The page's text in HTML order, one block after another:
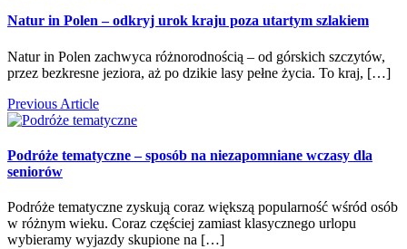
Natur in Polen – odkryj urok kraju poza utartym szlakiem
Natur in Polen zachwyca różnorodnością – od górskich szczytów,
przez bezkresne jeziora, aż po dzikie lasy pełne życia. To kraj, […]
Previous Article
Podróże tematyczne – sposób na niezapomniane wczasy dla
seniorów
Podróże tematyczne zyskują coraz większą popularność wśród osób
w różnym wieku. Coraz częściej zamiast klasycznego urlopu
wybieramy wyjazdy skupione na […]